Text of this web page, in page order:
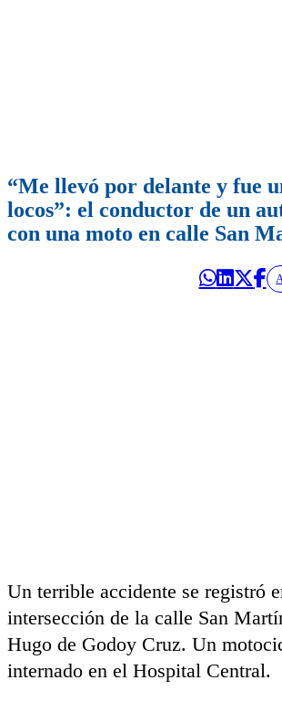
“Me llevó por delante y fue
locos”: el conductor de un
con una moto en calle San
Un terrible accidente se registró
intersección de la calle San
Hugo de Godoy Cruz. Un
internado en el Hospital Central.